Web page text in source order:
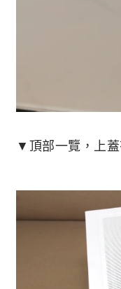
▼頂部一覽，上